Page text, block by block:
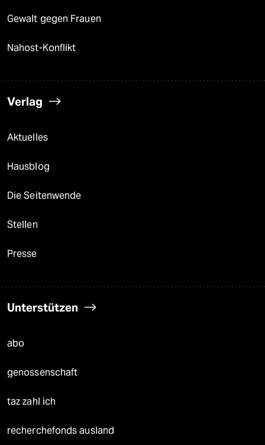
Gewalt gegen Frauen
Nahost-Konflikt
Verlag
Aktuelles
Hausblog
Die Seitenwende
Stellen
Presse
Unterstützen
abo
genossenschaft
taz zahl ich
recherchefonds ausland